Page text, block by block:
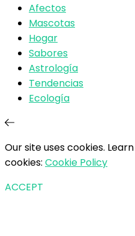
Afectos
Mascotas
Hogar
Sabores
Astrología
Tendencias
Ecología
Our site uses cookies.
cookies: Cookie Policy
ACCEPT